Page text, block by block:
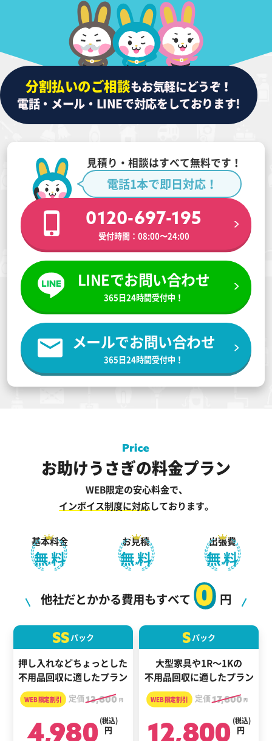
分割払いのご相談もお気軽にどうぞ！
電話・メール・LINEで対応をしております!
見積り・相談はすべて無料です！
電話1本で即日対応！
0120-697-195
受付時間：08:00〜24:00
LINEでお問い合わせ
365日24時間受付中！
メールでお問い合わせ
365日24時間受付中！
お助けうさぎの料金プラン
WEB限定の安心料金で、
インボイス制度に対応しております。
基本料金
無料
お見積
無料
出張費
無料
他社だとかかる費用もすべて
0
円
SSパック
押し入れなどちょっとした
不用品回収に適したプラン
定価13,800 円
4,980 円
(税込)
Sパック
大型家具や1R～1Kの
不用品回収に適したプラン
定価17,800 円
12,800 円
(税込)